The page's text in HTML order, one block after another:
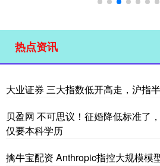
热点资讯
大业证券 三大指数低开高走，沪指
贝盈网 不可思议！征婚降低标准了
仅要本科学历
擒牛宝配资 Anthropic指控大规模模